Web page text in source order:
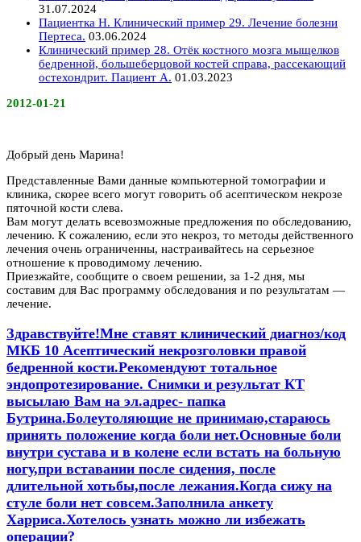
31.07.2024
Пациентка Н. Клинический пример 29. Лечение болезни
Пертеса. 03.06.2024
Клинический пример 28. Отёк костного мозга мыщелков
бедренной, большеберцовой костей справа, рассекающий
остехондрит. Пациент А. 01.03.2023
2012-01-21
Добрый день Марина!
Представленные Вами данные компьютерной томографии и
клиника, скорее всего могут говорить об асептическом некрозе
пяточной кости слева.
Вам могут делать всевозможные предложения по обследованию,
лечению. К сожалению, если это некроз, то методы действенного
лечения очень ограниченны, настраивайтесь на серьезное
отношение к проводимому лечению.
Приезжайте, сообщите о своем решении, за 1-2 дня, мы
составим для Вас программу обследования и по результатам —
лечение.
Здравствуйте!Мне ставят клинический диагноз/код
МКБ 10 Асептический некрозголовки правой
бедренной кости.Рекомендуют тотальное
эндопротезирование. Снимки и результат КТ
высылаю Вам на эл.адрес- папка
Бутрина.Болеутоляющие не принимаю,стараюсь
принять положение когда боли нет.Основные боли
внутри сустава и в колене если встать на больную
ногу,при вставании после сидения, после
длительной хотьбы,после лежания.Когда сижу на
стуле боли нет совсем.Заполнила анкету
Харриса.Хотелось узнать можно ли избежать
операции?